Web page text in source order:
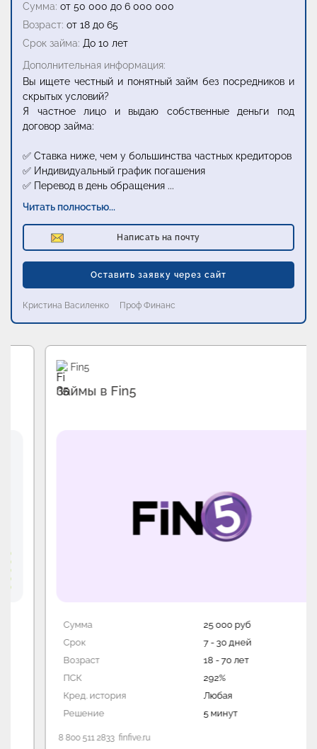
Сумма: от 50 000 до 6 000 000
Возраст: от 18 до 65
Срок займа: До 10 лет
Дополнительная информация:
Вы ищете честный и понятный займ без посредников и
скрытых условий?
Я частное лицо и выдаю собственные деньги под
договор займа:
✅ Ставка ниже, чем у большинства частных кредиторов
✅ Индивидуальный график погашения
✅ Перевод в день обращения ...
Читать полностью...
Написать на почту
Оставить заявку через сайт
Кристина Василенко Проф Финанс
Промо
Займы в Fin5
25 000 руб
7 - 30 дней
Возраст
18 - 70 лет
Кред. история
Решение
8 800 511 2833 finfive.ru